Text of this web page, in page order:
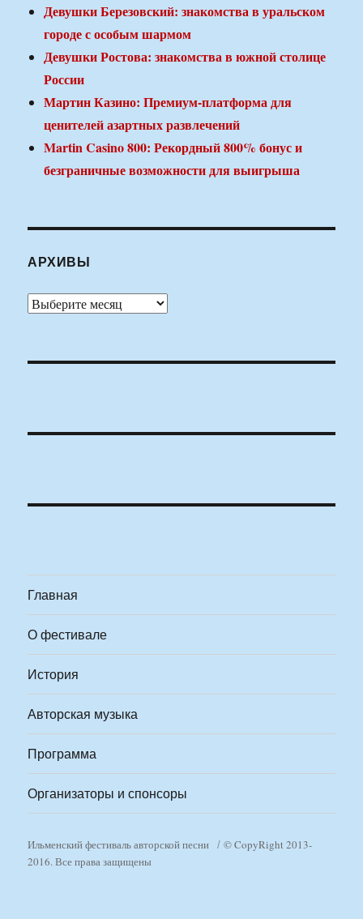
Девушки Березовский: знакомства в уральском
городе с особым шармом
Девушки Ростова: знакомства в южной столице
России
Мартин Казино: Премиум-платформа для
ценителей азартных развлечений
Martin Casino 800: Рекордный 800% бонус и
безграничные возможности для выигрыша
АРХИВЫ
Архивы
Главная
О фестивале
История
Авторская музыка
Программа
Организаторы и спонсоры
Ильменский фестиваль авторской песни
© CopyRight 2013-
2016. Все права защищены